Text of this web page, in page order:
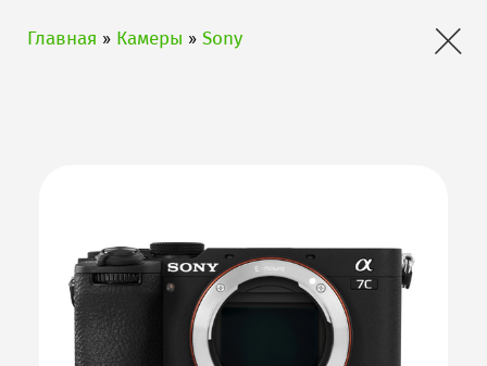
Главная » Камеры » Sony ×